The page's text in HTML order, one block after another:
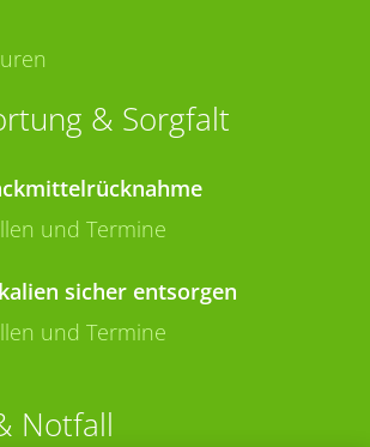
& Sorgfalt
und Termine
sicher entsorgen
und Termine
Notfall